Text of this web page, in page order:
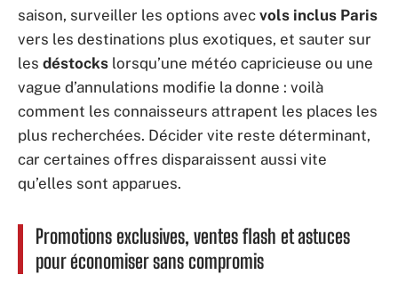
saison, surveiller les options avec vols inclus Paris
vers les destinations plus exotiques, et sauter sur
les déstocks lorsqu’une météo capricieuse ou une
vague d’annulations modifie la donne : voilà
comment les connaisseurs attrapent les places les
plus recherchées. Décider vite reste déterminant,
car certaines offres disparaissent aussi vite
qu’elles sont apparues.
Promotions exclusives, ventes flash et astuces
pour économiser sans compromis